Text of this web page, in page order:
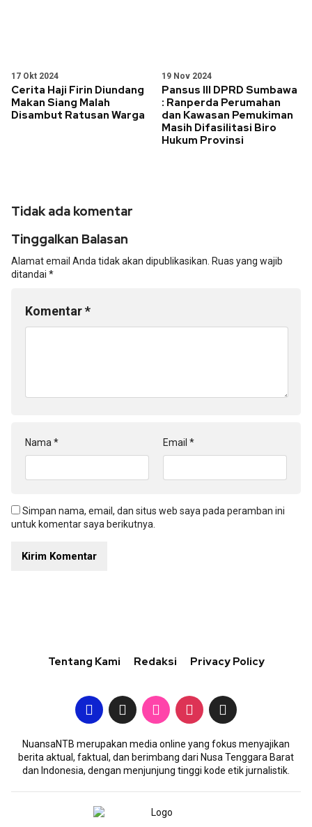
17 Okt 2024
Cerita Haji Firin Diundang
Makan Siang Malah
Disambut Ratusan Warga
19 Nov 2024
Pansus III DPRD Sumbawa
: Ranperda Perumahan
dan Kawasan Pemukiman
Masih Difasilitasi Biro
Hukum Provinsi
Tidak ada komentar
Tinggalkan Balasan
Alamat email Anda tidak akan dipublikasikan. Ruas yang wajib
ditandai *
Komentar*
Nama * Email *
Simpan nama, email, dan situs web saya pada peramban ini
untuk komentar saya berikutnya.
Tentang Kami Redaksi Privacy Policy
NuansaNTB merupakan media online yang fokus menyajikan
berita aktual, faktual, dan berimbang dari Nusa Tenggara Barat
dan Indonesia, dengan menjunjung tinggi kode etik jurnalistik.